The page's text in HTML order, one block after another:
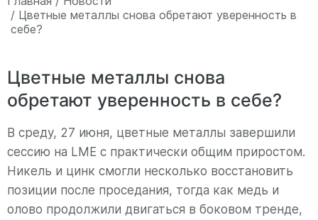
Цветные металлы снова обретают уверенность в
себе?
Цветные металлы снова
обретают уверенность в себе?
В среду, 27 июня, цветные металлы завершили
сессию на LME с практически общим приростом.
Никель и цинк смогли несколько восстановить
позиции после проседания, тогда как медь и
олово продолжили двигаться в боковом тренде,